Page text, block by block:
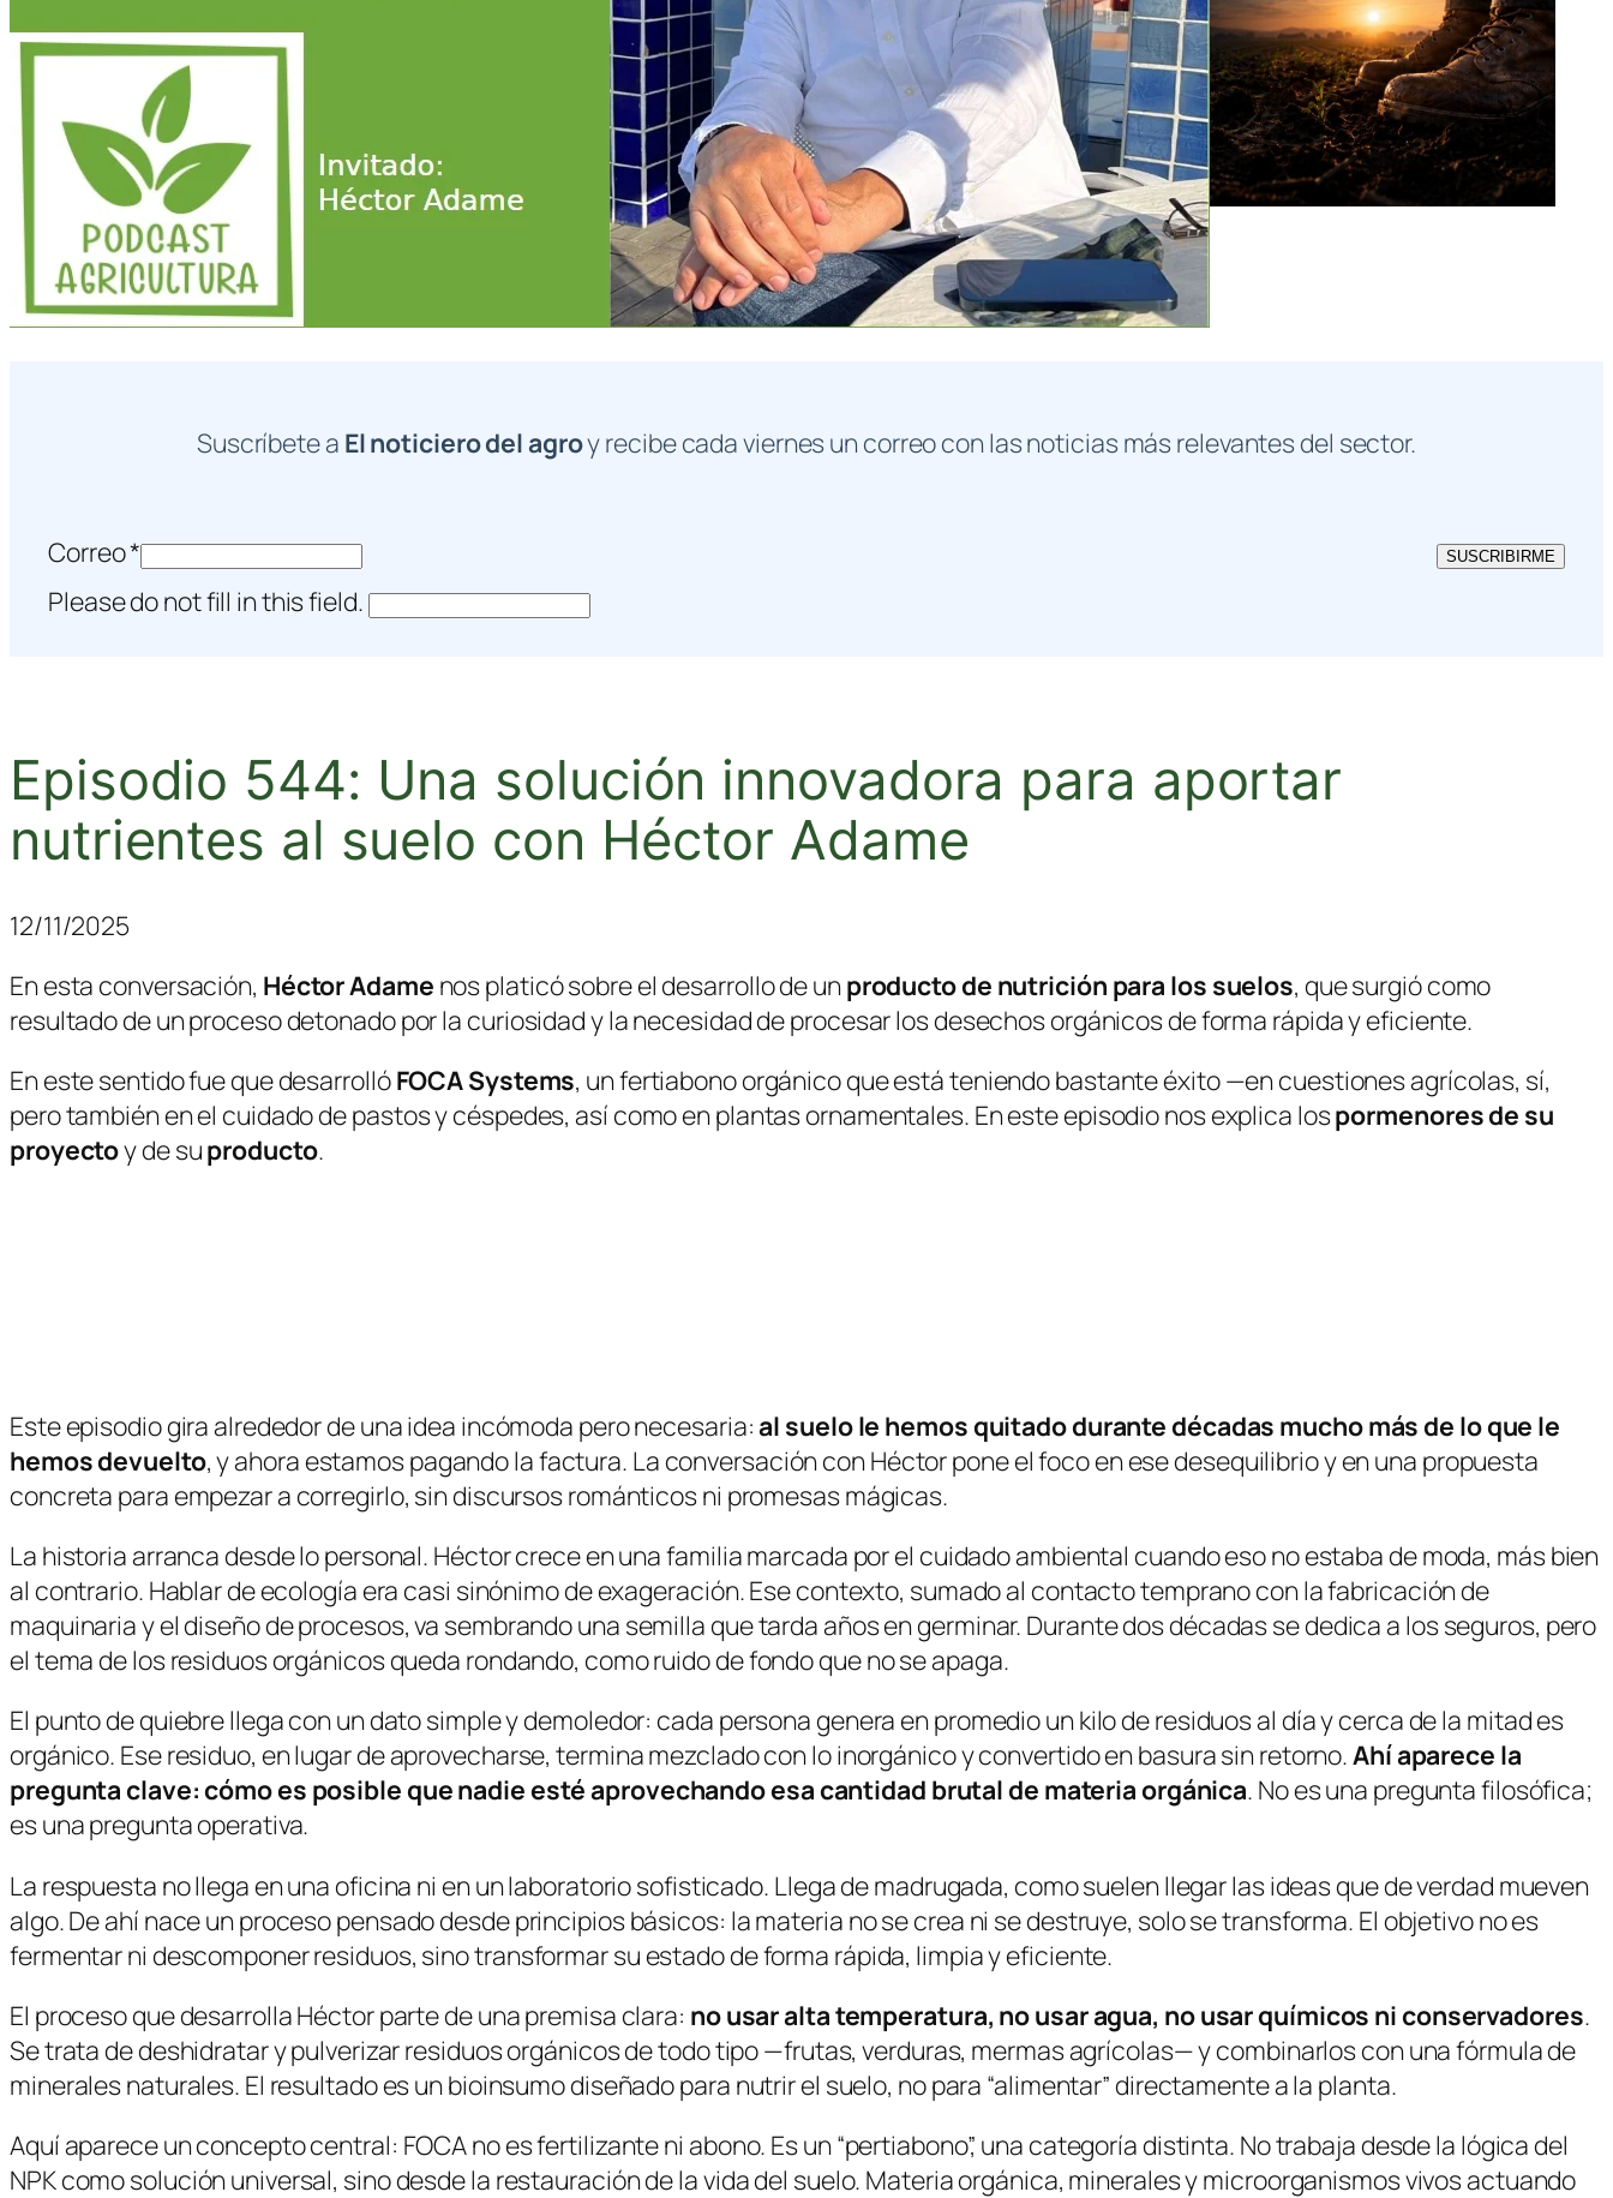
Suscríbete a El noticiero del agroy recibe cada viernes un correo con las noticias más relevantes del sector.
Correo* SUSCRIBIRME
Please do not fill in this field.
Episodio 544: Una solución innovadora para aportar
nutrientes al suelo con Héctor Adame
12/11/2025
En esta conversación, Héctor Adame nos platicó sobre el desarrollo de unproducto de nutrición para los suelos, que surgió como
resultado de un proceso detonado por lacuriosidady lanecesidadde procesar los desechos orgánicos de forma rápida y eficiente.
En este sentido fue que desarrollóFOCA Systems, unfertiabono orgánicoque está teniendo bastante éxito —en cuestiones agrícolas, sí,
pero también en el cuidado depastosycéspedes, así como enplantas ornamentales. En este episodio nos explica lospormenores de su
proyectoy de suproducto.
Este episodio gira alrededor de una idea incómoda pero necesaria:al suelo le hemos quitado durante décadas mucho más de lo que le
hemos devuelto, y ahora estamos pagando la factura. La conversación con Héctor pone el foco en ese desequilibrio y en una propuesta
concreta para empezar a corregirlo, sin discursos románticos ni promesas mágicas.
La historia arranca desde lo personal. Héctor crece en una familia marcada por el cuidado ambiental cuando eso no estaba de moda, más bien
al contrario. Hablar de ecología era casi sinónimo de exageración. Ese contexto, sumado al contacto temprano con la fabricación de
maquinaria y el diseño de procesos, va sembrando una semilla que tarda años en germinar. Durante dos décadas se dedica a los seguros, pero
el tema de los residuos orgánicos queda rondando, como ruido de fondo que no se apaga.
El punto de quiebre llega con un dato simple y demoledor:cada persona genera en promedio un kilo de residuos al día y cerca de la mitad es
orgánico. Ese residuo, en lugar de aprovecharse, termina mezclado con lo inorgánico y convertido en basura sin retorno.Ahí aparece la
pregunta clave: cómo es posible que nadie esté aprovechando esa cantidad brutal de materia orgánica. No es una pregunta filosófica;
es una pregunta operativa.
La respuesta no llega en una oficina ni en un laboratorio sofisticado. Llega de madrugada, como suelen llegar las ideas que de verdad mueven
algo. De ahí nace un proceso pensado desde principios básicos: la materia no se crea ni se destruye, solo se transforma. El objetivo no es
fermentar ni descomponer residuos, sinotransformar su estadode forma rápida, limpia y eficiente.
El proceso que desarrolla Héctor parte de una premisa clara: no usar alta temperatura, no usar agua, no usar químicos ni conservadores.
Se trata de deshidratar y pulverizar residuos orgánicos de todo tipo —frutas, verduras, mermas agrícolas— y combinarlos con una fórmula de
minerales naturales. El resultado es un bioinsumo diseñado para nutrir el suelo, no para “alimentar” directamente a la planta.
Aquí aparece un concepto central: FOCA no es fertilizante ni abono. Es un “pertiabono”, una categoría distinta. No trabaja desde la lógica del
NPK como solución universal, sino desde la restauración de la vida del suelo. Materia orgánica, minerales y microorganismos vivosactuando